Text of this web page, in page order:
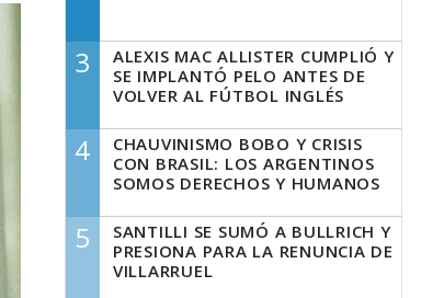
3
ALEXIS MAC ALLISTER CUMPLIÓ Y
SE IMPLANTÓ PELO ANTES DE
VOLVER AL FÚTBOL INGLÉS
4
CHAUVINISMO BOBO Y CRISIS
CON BRASIL: LOS ARGENTINOS
SOMOS DERECHOS Y HUMANOS
5
SANTILLI SE SUMÓ A BULLRICH Y
PRESIONA PARA LA RENUNCIA DE
VILLARRUEL